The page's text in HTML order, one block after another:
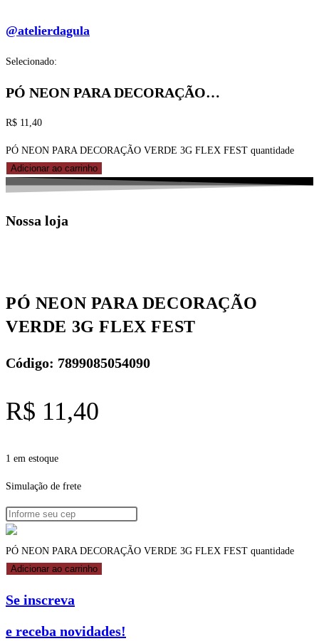
@atelierdagula
Selecionado:
PÓ NEON PARA DECORAÇÃO…
R$ 11,40
PÓ NEON PARA DECORAÇÃO VERDE 3G FLEX FEST quantidade
Adicionar ao carrinho
Nossa loja
PÓ NEON PARA DECORAÇÃO
VERDE 3G FLEX FEST
Código: 7899085054090
R$ 11,40
1 em estoque
Simulação de frete
PÓ NEON PARA DECORAÇÃO VERDE 3G FLEX FEST quantidade
Adicionar ao carrinho
Se inscreva
e receba novidades!